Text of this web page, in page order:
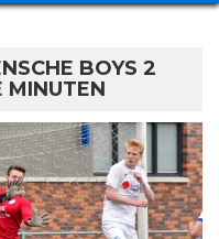
BOYS 2
MINUTEN